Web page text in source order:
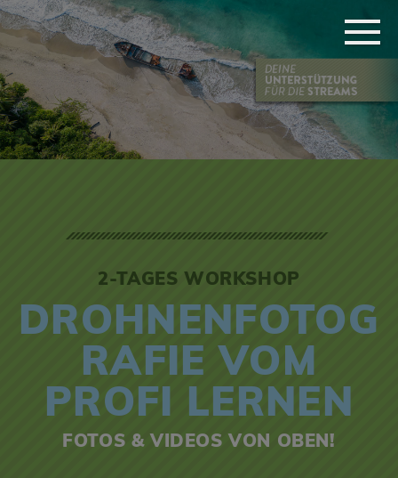
2-TAGES WORKSHOP
DROHNENFOTOG
RAFIE VOM
PROFI LERNEN
FOTOS & VIDEOS VON OBEN!